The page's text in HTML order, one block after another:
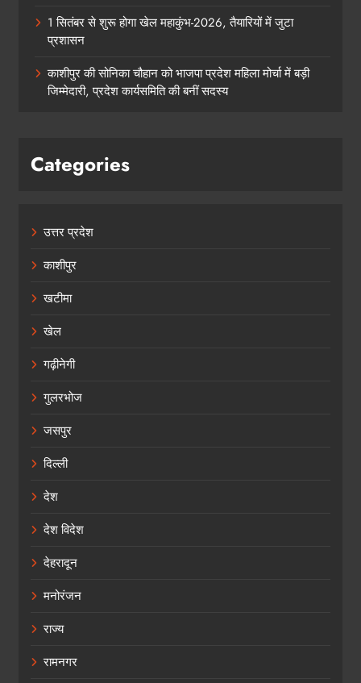
1 सितंबर से शुरू होगा खेल महाकुंभ-2026, तैयारियों में जुटा
प्रशासन
काशीपुर की सोनिका चौहान को भाजपा प्रदेश महिला मोर्चा में बड़ी
जिम्मेदारी, प्रदेश कार्यसमिति की बनीं सदस्य
Categories
उत्तर प्रदेश
काशीपुर
खटीमा
खेल
गढ़ीनेगी
गुलरभोज
जसपुर
दिल्ली
देश
देश विदेश
देहरादून
मनोरंजन
राज्य
रामनगर